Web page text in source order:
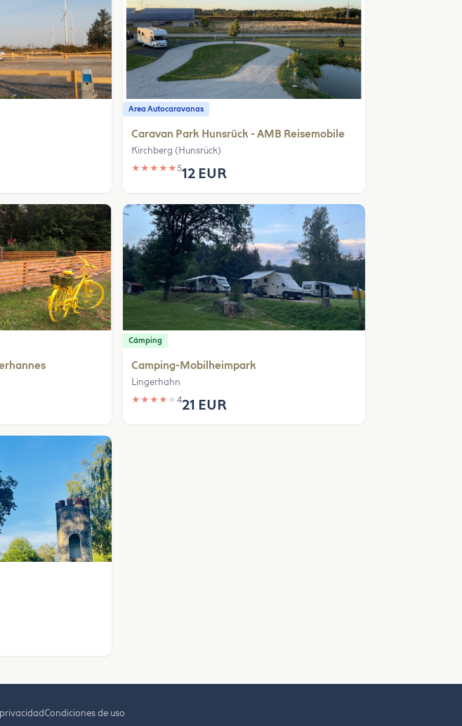
Area Autocaravanas
Caravan Park Hunsrück - AMB Reisemobile
Kirchberg (Hunsrück)
★ ★ ★ ★ ★512 EUR
Cámping
Camping-Mobilheimpark
Lingerhahn
★ ★ ★ ★ ★ 421 EUR
Condiciones de uso